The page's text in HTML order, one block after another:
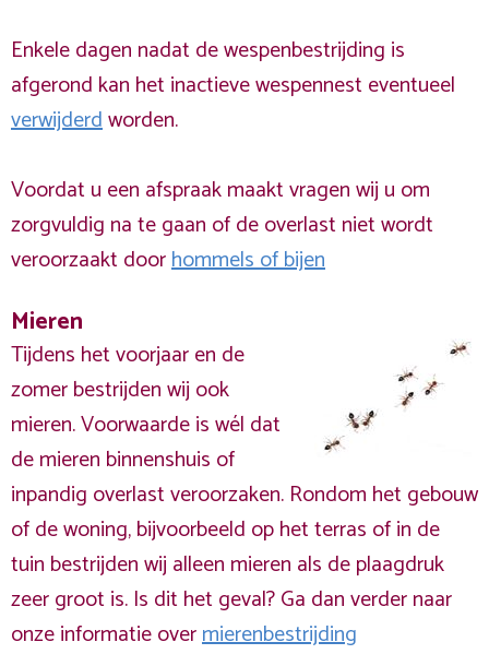
Enkele dagen nadat de wespenbestrijding is
afgerond kan het inactieve wespennest eventueel
verwijderdworden.
Voordat u een afspraak maakt vragen wij u om
zorgvuldig na te gaan of de overlast niet wordt
veroorzaakt doorhommels of bijen
Mieren
Tijdens het voorjaar en de
zomer bestrijden wij ook
mieren. Voorwaarde is wél dat
de mieren binnenshuis of
inpandig overlast veroorzaken. Rondom het gebouw
of de woning, bijvoorbeeld op het terras of in de
tuin bestrijden wij alleen mieren als de plaagdruk
zeer groot is. Is dit het geval? Ga dan verder naar
onze informatie overmierenbestrijding